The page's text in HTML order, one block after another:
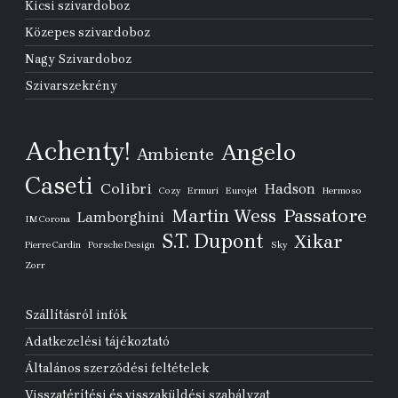
Kicsi szivardoboz
Közepes szivardoboz
Nagy Szivardoboz
Szivarszekrény
Achenty! Ambiente Angelo
Caseti Colibri Cozy Ermuri Eurojet Hadson Hermoso
IM Corona Lamborghini Martin Wess Passatore
Pierre Cardin Porsche Design S.T. Dupont Sky Xikar
Zorr
Szállításról infók
Adatkezelési tájékoztató
Általános szerződési feltételek